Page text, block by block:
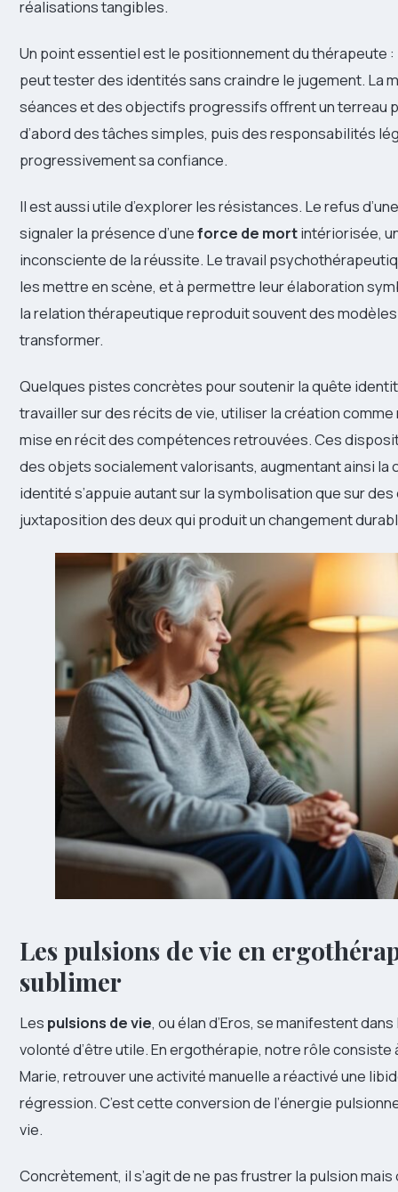
réalisations tangibles.
Un point essentiel est le positionnement du thérapeute :
peut tester des identités sans craindre le jugement. La
séances et des objectifs progressifs offrent un terreau
d’abord des tâches simples, puis des responsabilités
progressivement sa confiance.
Il est aussi utile d’explorer les résistances. Le refus
signaler la présence d’uneforce de mortintériorisée,
inconsciente de la réussite. Le travail
les mettre en scène, et à permettre leur élaboration
la relation thérapeutique reproduit souvent des
transformer.
Quelques pistes concrètes pour soutenir la quête
travailler sur des récits de vie, utiliser la création
mise en récit des compétences retrouvées. Ces
des objets socialement valorisants, augmentant ainsi la
identité s’appuie autant sur la symbolisation que sur
juxtaposition des deux qui produit un changement
Les pulsions de vie en
sublimer
Les pulsions de vie, ou élan d’Eros, se manifestent
volonté d’être utile. En ergothérapie, notre rôle
Marie, retrouver une activité manuelle a réactivé une
régression. C’est cette conversion de l’énergie
vie.
Concrètement, il s’agit de ne pas frustrer la pulsion